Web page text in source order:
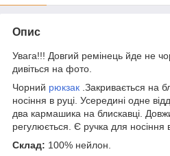
Опис
Увага!!! Довгий ремінець йде не
дивіться на фото.
Чорний рюкзак .Закривається на
носіння в руці. Усередині одне
два кармашика на блискавці.
регулюється. Є ручка для носіння
Склад: 100% нейлон.